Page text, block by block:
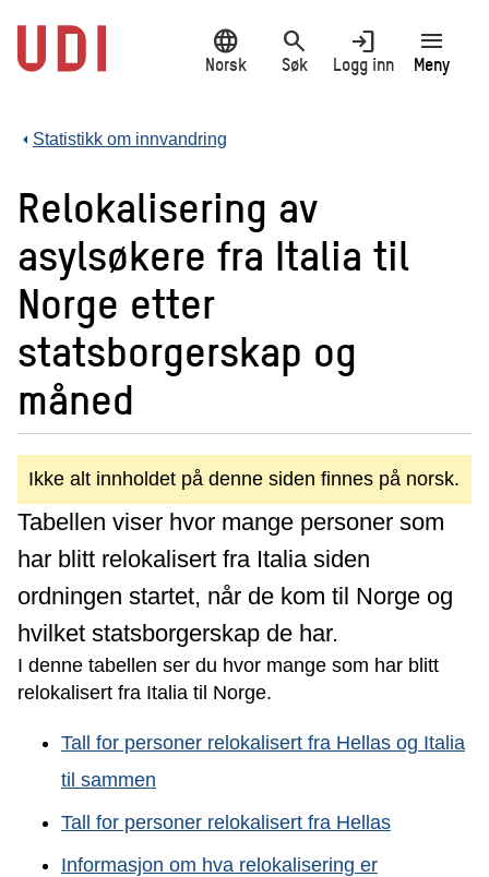
hovedinnhold
language
Norsk
search
Søk
login
Logg inn
menu
Meny
Statistikk om innvandring
Relokalisering av
asylsøkere fra Italia til
Norge etter
statsborgerskap og
måned
Ikke alt innholdet på denne siden finnes på norsk.
Tabellen viser hvor mange personer som
har blitt relokalisert fra Italia siden
ordningen startet, når de kom til Norge og
hvilket statsborgerskap de har.
I denne tabellen ser du hvor mange som har blitt
relokalisert fra Italia til Norge.
Tall for personer relokalisert fra Hellas og Italia
til sammen
Tall for personer relokalisert fra Hellas
Informasjon om hva relokalisering er